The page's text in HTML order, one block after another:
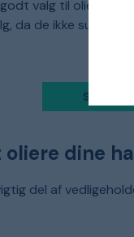
valg til
de ikke suger
Se alle
dine
del af